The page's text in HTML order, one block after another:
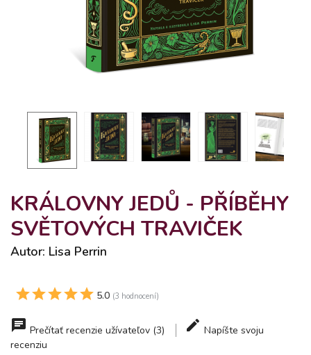
KRÁLOVNY JEDŮ - PŘÍBĚHY
SVĚTOVÝCH TRAVIČEK
Autor: Lisa Perrin
5.0 (3 hodnocení)
Prečítať recenzie užívateľov (3)
Napíšte svoju
recenziu